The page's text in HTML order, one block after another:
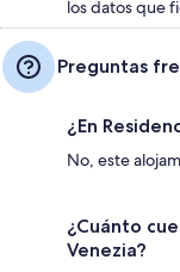
los datos que
Preguntas
¿En
No, este
¿Cuánto
Venezia?